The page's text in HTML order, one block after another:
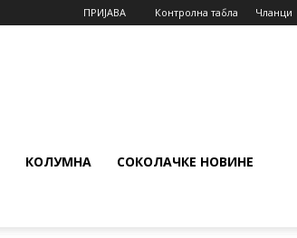
ПРИЈАВА Контролна табла Чланци
КОЛУМНА СОКОЛАЧКЕ НОВИНЕ